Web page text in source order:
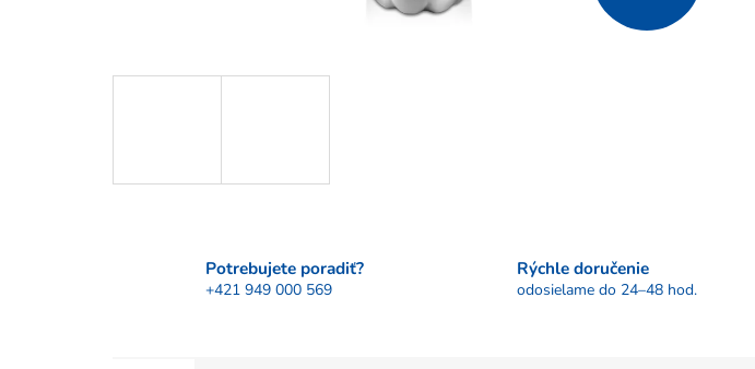
Potrebujete poradiť?
+421 949 000 569
Rýchle doručenie
odosielame do 24–48 hod.